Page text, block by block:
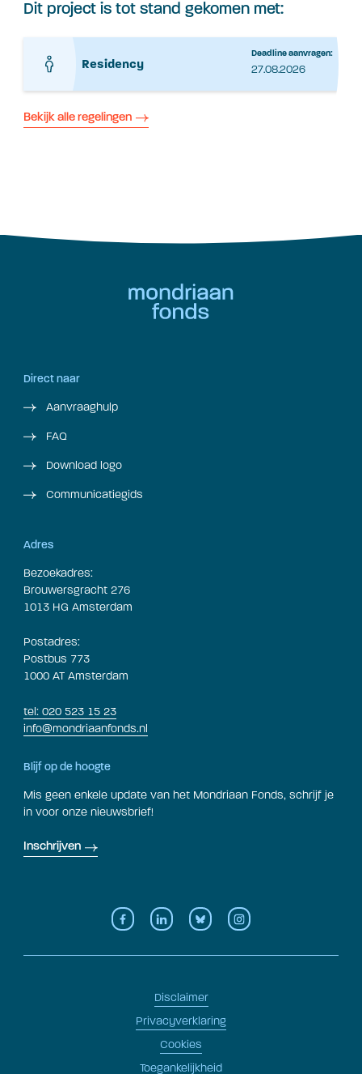
Dit project is tot stand gekomen met:
Residency
Deadline aanvragen:
27.08.2026
Bekijk alle regelingen
Direct naar
Aanvraaghulp
FAQ
Download logo
Communicatiegids
Adres
Bezoekadres:
Brouwersgracht 276
1013 HG Amsterdam
Postadres:
Postbus 773
1000 AT Amsterdam
tel: 020 523 15 23
info@mondriaanfonds.nl
Blijf op de hoogte
Mis geen enkele update van het Mondriaan Fonds, schrijf je
in voor onze nieuwsbrief!
Inschrijven
Disclaimer
Privacyverklaring
Cookies
Toegankelijkheid